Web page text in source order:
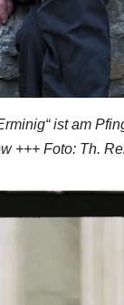
ist am
+++ Foto: Th.